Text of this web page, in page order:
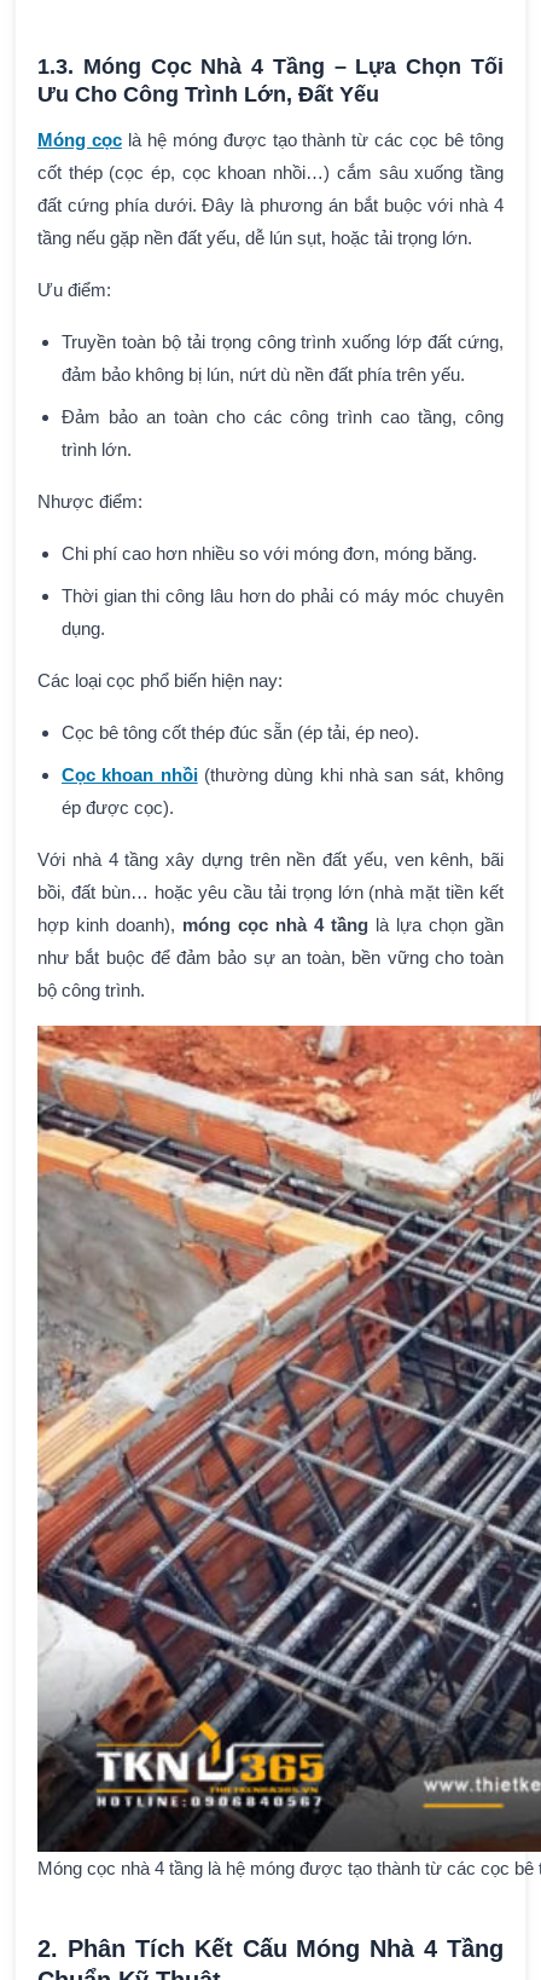
1.3. Móng Cọc Nhà 4 Tầng – Lựa Chọn Tối
Ưu Cho Công Trình Lớn, Đất Yếu
Móng cọclà hệ móng được tạo thành từ các cọc bê tông
cốt thép (cọc ép, cọc khoan nhồi…) cắm sâu xuống tầng
đất cứng phía dưới. Đây là phương án bắt buộc với nhà 4
tầng nếu gặp nền đất yếu, dễ lún sụt, hoặc tải trọng lớn.
Ưu điểm:
Truyền toàn bộ tải trọng công trình xuống lớp đất cứng,
đảm bảo không bị lún, nứt dù nền đất phía trên yếu.
Đảm bảo an toàn cho các công trình cao tầng, công
trình lớn.
Nhược điểm:
Chi phí cao hơn nhiều so với móng đơn, móng băng.
Thời gian thi công lâu hơn do phải có máy móc chuyên
dụng.
Các loại cọc phổ biến hiện nay:
Cọc bê tông cốt thép đúc sẵn (ép tải, ép neo).
Cọc khoan nhồi(thường dùng khi nhà san sát, không
ép được cọc).
Với nhà 4 tầng xây dựng trên nền đất yếu, ven kênh, bãi
bồi, đất bùn… hoặc yêu cầu tải trọng lớn (nhà mặt tiền kết
hợp kinh doanh), móng cọc nhà 4 tầng là lựa chọn gần
như bắt buộc để đảm bảo sự an toàn, bền vững cho toàn
bộ công trình.
Móng cọc nhà 4 tầng là hệ móng được tạo thành từ các cọc
2. Phân Tích Kết Cấu Móng Nhà 4 Tầng